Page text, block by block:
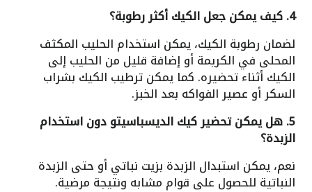
4. كيف يمكن جعل الكيك أكثر رطوبة؟
لضمان رطوبة الكيك، يمكن استخدام الحليب المكثف
المحلى في الكريمة أو إضافة قليل من الحليب إلى
الكيك أثناء تحضيره. كما يمكن ترطيب الكيك بشراب
السكر أو عصير الفواكه بعد الخبز.
5. هل يمكن تحضير كيك الديسباسيتو دون استخدام
الزبدة؟
نعم، يمكن استبدال الزبدة بزيت نباتي أو حتى الزبدة
النباتية للحصول على قوام مشابه ونتيجة مرضية.